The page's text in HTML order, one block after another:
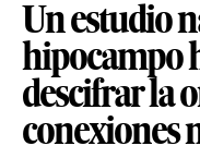
Un estudio
hipocampo
descifrar la
conexiones